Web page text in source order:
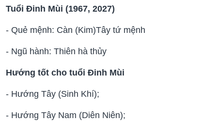
Tuổi Đinh Mùi (1967, 2027)
- Quẻ mệnh: Càn (Kim)Tây tứ mệnh
- Ngũ hành: Thiên hà thủy
Hướng tốt cho tuổi Đinh Mùi
- Hướng Tây (Sinh Khí);
- Hướng Tây Nam (Diên Niên);